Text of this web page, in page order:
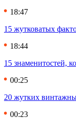
18:47
15 жутковатых
18:44
15 знаменитостей,
00:25
20 жутких
00:23